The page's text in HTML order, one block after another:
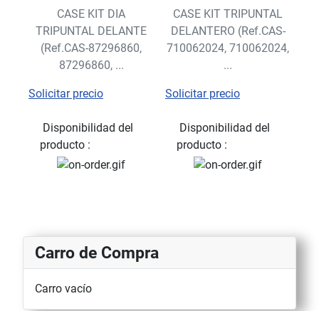
Carro de Compra
Carro vacío
CASE KIT DIA
TRIPUNTAL DELANTE
(Ref.CAS-87296860,
87296860, ...
Solicitar precio
Disponibilidad del
producto :
CASE KIT TRIPUNTAL
DELANTERO (Ref.CAS-
710062024, 710062024,
...
Solicitar precio
Disponibilidad del
producto :